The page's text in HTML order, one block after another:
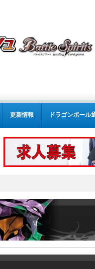
更新情報 ドラゴンボール